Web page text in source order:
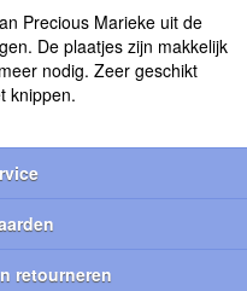
Precious Marieke uit de
De plaatjes zijn makkelijk
nodig. Zeer geschikt
knippen.
retourneren